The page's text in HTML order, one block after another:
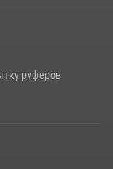
руферов